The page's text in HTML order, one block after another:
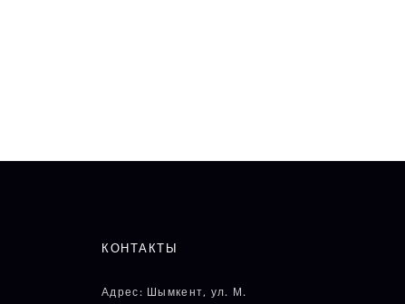
КОНТАКТЫ
Адрес: Шымкент, ул. М.